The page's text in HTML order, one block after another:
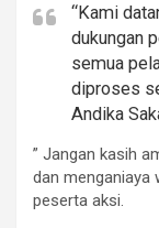
“Kami
dukungan
semua
diproses
Andika
” Jangan kasih
dan menganiaya
peserta aksi.